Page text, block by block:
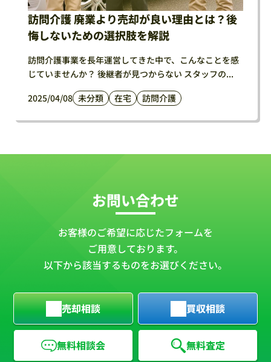
訪問介護 廃業より売却が良い理由とは？後
悔しないための選択肢を解説
訪問介護事業を長年運営してきた中で、こんなことを感
じていませんか？ 後継者が見つからない スタッフの...
2025/04/08 未分類 在宅 訪問介護
お問い合わせ
お客様のご希望に応じたフォームを
ご用意しております。
以下から該当するものをお選びください。
売却相談 買収相談
無料相談会 無料査定